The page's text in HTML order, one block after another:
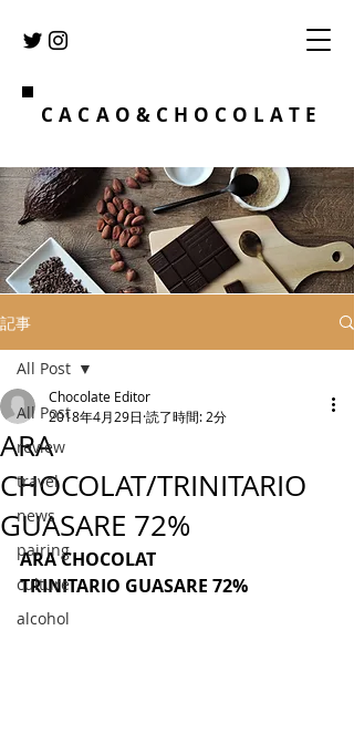
CACAO&CHOCOLATE
記事
All Post
review
travel
news
pairing
culture
alcohol
All Post
ARA
CHOCOLAT/TRINITARIO
GUASARE 72%
Chocolate Editor
2018年4月29日 読了時間: 2分
ARA CHOCOLAT
TRINITARIO GUASARE 72%